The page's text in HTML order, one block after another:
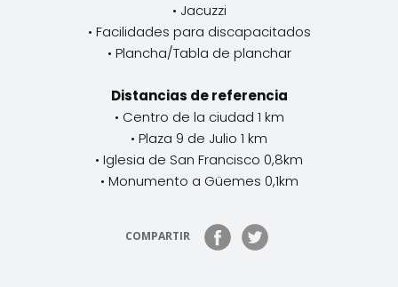
• Jacuzzi
• Facilidades para discapacitados
• Plancha/Tabla de planchar
Distancias de referencia
• Centro de la ciudad 1 km
• Plaza 9 de Julio 1 km
• Iglesia de San Francisco 0,8km
• Monumento a Güemes 0,1km
COMPARTIR